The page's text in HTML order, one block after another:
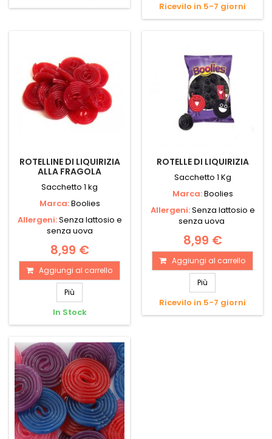
Ricevilo in 5-7 giorni
ROTELLINE DI LIQUIRIZIA
ALLA FRAGOLA
Sacchetto 1 kg
Marca:Boolies
Allergeni:Senza lattosio e
senza uova
8,99 €
Aggiungi al carrello
Più
In Stock
ROTELLE DI LIQUIRIZIA
Sacchetto 1 Kg
Marca:Boolies
Allergeni:Senza lattosio e
senza uova
8,99 €
Aggiungi al carrello
Più
Ricevilo in 5-7 giorni